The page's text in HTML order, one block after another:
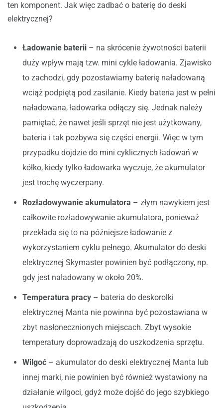
ten komponent. Jak więc zadbać o baterię do deski
elektrycznej?
Ładowanie baterii – na skrócenie żywotności baterii
duży wpływ mają tzw. mini cykle ładowania. Zjawisko
to zachodzi, gdy pozostawiamy baterię naładowaną
wciąż podpiętą pod zasilanie. Kiedy bateria jest w pełni
naładowana, ładowarka odłączy się. Jednak należy
pamiętać, że nawet jeśli sprzęt nie jest użytkowany,
bateria i tak pozbywa się części energii. Więc w tym
przypadku dojdzie do mini cyklicznych ładowań w
kółko, kiedy tylko ładowarka wyczuje, że akumulator
jest trochę wyczerpany.
Rozładowywanie akumulatora – złym nawykiem jest
całkowite rozładowywanie akumulatora, ponieważ
przekłada się to na późniejsze ładowanie z
wykorzystaniem cyklu pełnego. Akumulator do deski
elektrycznej Skymaster powinien być podłączony, np.
gdy jest naładowany w około 20%.
Temperatura pracy – bateria do deskorolki
elektrycznej Manta nie powinna być pozostawiana w
zbyt nasłonecznionych miejscach. Zbyt wysokie
temperatury doprowadzają do uszkodzenia sprzętu.
Wilgoć – akumulator do deski elektrycznej Manta lub
innej marki, nie powinien być również wystawiony na
działanie wilgoci, gdyż może dojść do jego szybkiego